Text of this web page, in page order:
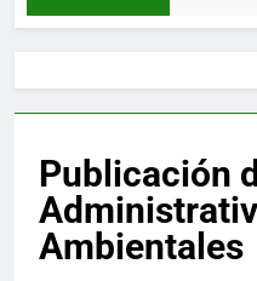
Publicación
Ambientales